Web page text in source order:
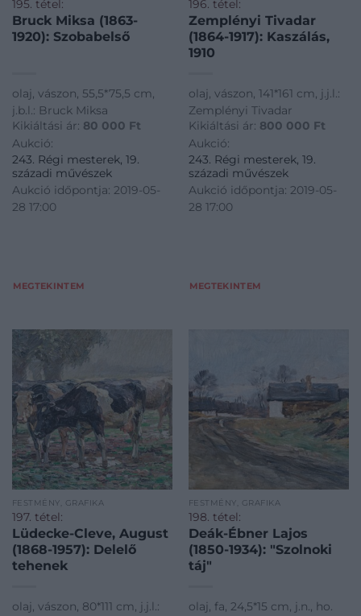
195. tétel:
Bruck Miksa (1863-
1920): Szobabelső
olaj, vászon, 55,5*75,5 cm,
j.b.l.: Bruck Miksa
Kikiáltási ár: 80 000 Ft
Aukció:
243. Régi mesterek, 19.
századi művészek
Aukció időpontja: 2019-05-
28 17:00
MEGTEKINTEM
196. tétel:
Zemplényi Tivadar
(1864-1917): Kaszálás,
1910
olaj, vászon, 141*161 cm, j.j.l.:
Zemplényi Tivadar
Kikiáltási ár: 800 000 Ft
Aukció:
243. Régi mesterek, 19.
századi művészek
Aukció időpontja: 2019-05-
28 17:00
MEGTEKINTEM
FESTMÉNY, GRAFIKA
197. tétel:
Lüdecke-Cleve, August
(1868-1957): Delelő
tehenek
olaj, vászon, 80*111 cm, j.j.l.:
FESTMÉNY, GRAFIKA
198. tétel:
Deák-Ébner Lajos
(1850-1934): "Szolnoki
táj"
olaj, fa, 24,5*15 cm, j.n., ho.